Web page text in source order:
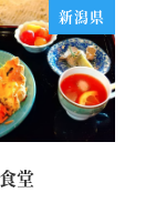
新潟県
堂